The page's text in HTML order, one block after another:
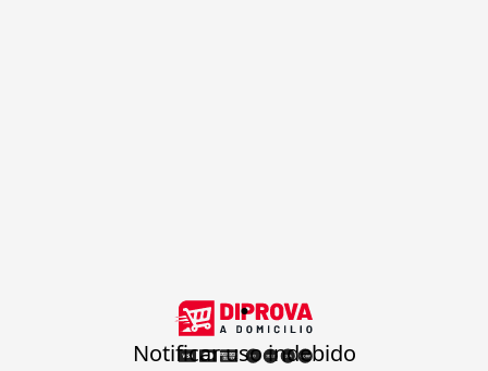
.
Notificar uso indebido